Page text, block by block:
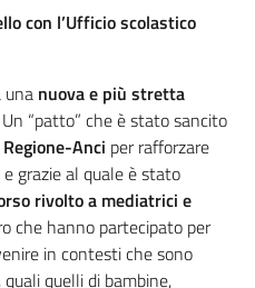
con l’Ufficio scolastico
una nuova e più stretta
Un “patto” che è stato sancito
Anci per rafforzare
grazie al quale è stato
rivolto a mediatrici e
che hanno partecipato per
in contesti che sono
quelli di bambine,